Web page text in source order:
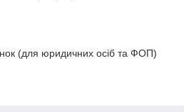
(для юридичних осіб та ФОП)